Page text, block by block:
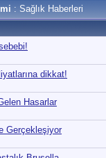
: Sağlık Haberleri
dikkat!
Hasarlar
Gerçekleşiyor